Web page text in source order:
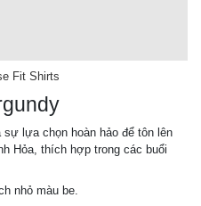
Fit Shirts
lựa chọn hoàn hảo để tôn lên
Hỏa, thích hợp trong các buổi
nhỏ màu be.